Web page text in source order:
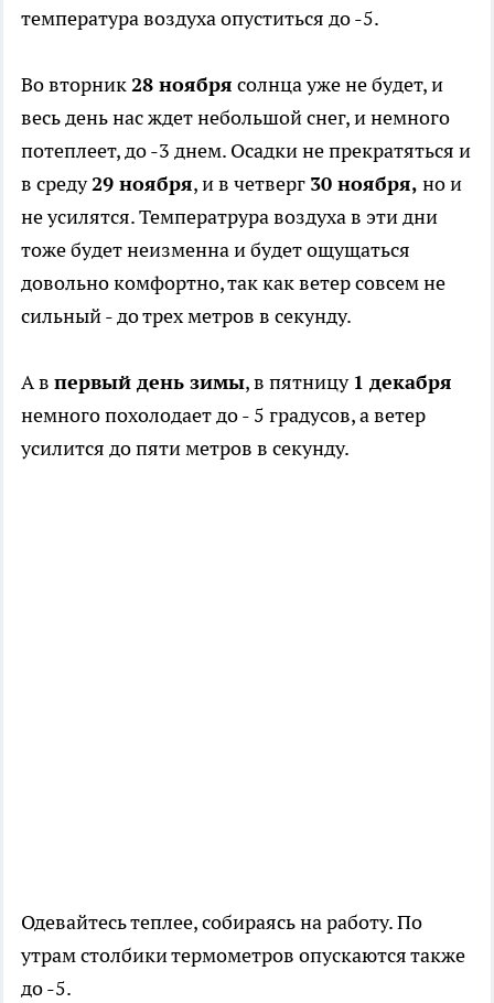
температура воздуха опуститься до -5.
Во вторник28 ноября солнца уже не будет, и
весь день нас ждет небольшой снег, и немного
потеплеет, до -3 днем. Осадки не прекратяться и
в среду29 ноября, и в четверг 30 ноября, но и
не усилятся. Температрура воздуха в эти дни
тоже будет неизменна и будет ощущаться
довольно комфортно, так как ветер совсем не
сильный - до трех метров в секунду.
А в первый день зимы, в пятницу 1 декабря
немного похолодает до - 5 градусов, а ветер
усилится до пяти метров в секунду.
Одевайтесь теплее, собираясь на работу. По
утрам столбики термометров опускаются также
до -5.